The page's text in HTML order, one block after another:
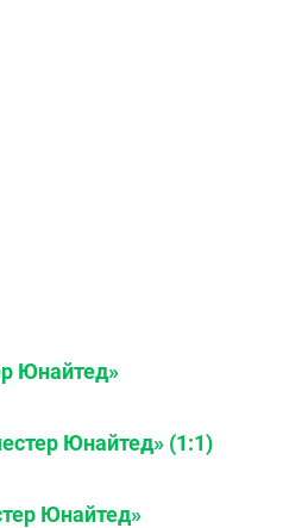
Юнайтед»
Юнайтед» (1:1)
Юнайтед»